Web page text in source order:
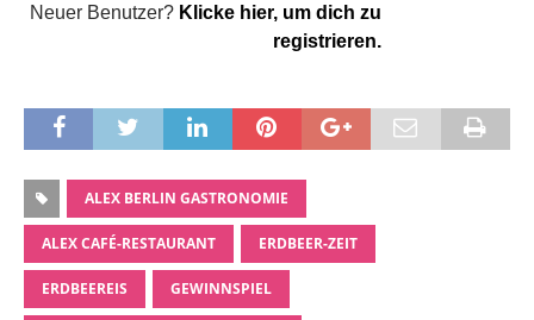
Neuer Benutzer? Klicke hier, um dich zu
registrieren.
ALEX BERLIN GASTRONOMIE
ALEX CAFÉ-RESTAURANT ERDBEER-ZEIT
ERDBEEREIS GEWINNSPIEL